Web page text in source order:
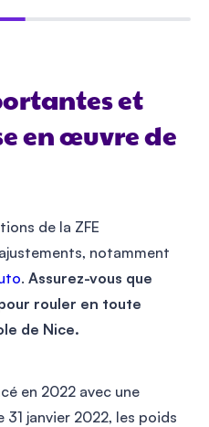
et
en œuvre de
de la ZFE
notamment
. Assurez-vous que
rouler en toute
de Nice.
en 2022 avec une
janvier 2022, les poids